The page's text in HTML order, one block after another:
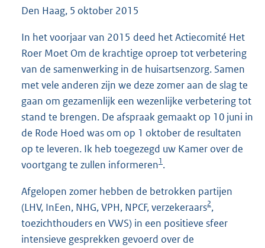
Den Haag, 5 oktober 2015
In het voorjaar van 2015 deed het Actiecomité Het
Roer Moet Om de krachtige oproep tot verbetering
van de samenwerking in de huisartsenzorg. Samen
met vele anderen zijn we deze zomer aan de slag te
gaan om gezamenlijk een wezenlijke verbetering tot
stand te brengen. De afspraak gemaakt op 10 juni in
de Rode Hoed was om op 1 oktober de resultaten
op te leveren. Ik heb toegezegd uw Kamer over de
voortgang te zullen informeren1.
Afgelopen zomer hebben de betrokken partijen
(LHV, InEen, NHG, VPH, NPCF, verzekeraars2,
toezichthouders en VWS) in een positieve sfeer
intensieve gesprekken gevoerd over de